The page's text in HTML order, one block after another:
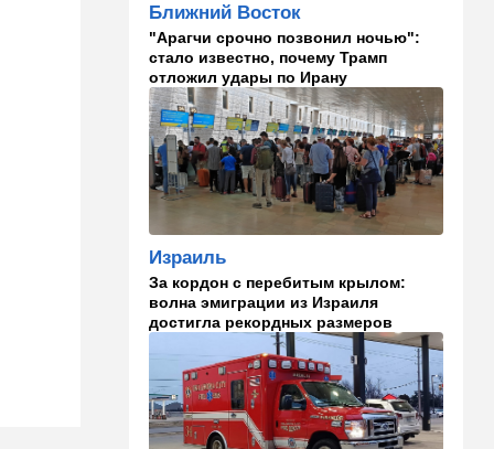
23:58 Мнения
Каждое утро бреющийся
иудей рискует нарушить
заповедь…
23:36 В мире
Филиппины: израильтянин
подрался с "суперменом"-
антисемитом из-за Гитлера,
оба в полиции. ВИДЕО
23:03 Ближний Восток
Попутал берега Ормузского
пролива: Иран ужесточает
требования
21:40 Мнения
Совет мира начинает
военное развертывание в
Газе
Ближний Восток
"Арагчи срочно позвонил ночью":
стало известно, почему Трамп
отложил удары по Ирану
Израиль
За кордон с перебитым крылом:
волна эмиграции из Израиля
достигла рекордных размеров